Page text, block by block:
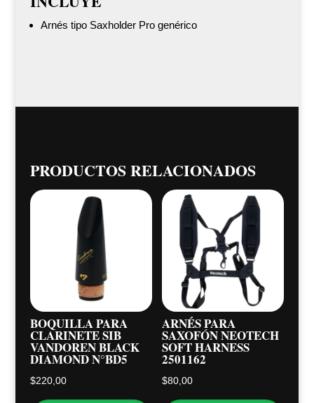
Arnés tipo Saxholder Pro genérico
PRODUCTOS RELACIONADOS
BOQUILLA PARA
CLARINETE SIB
VANDOREN BLACK
DIAMOND N°BD5
$220,00
ARNÉS PARA
SAXOFÓN NEOTECH
SOFT HARNESS
2501162
$80,00